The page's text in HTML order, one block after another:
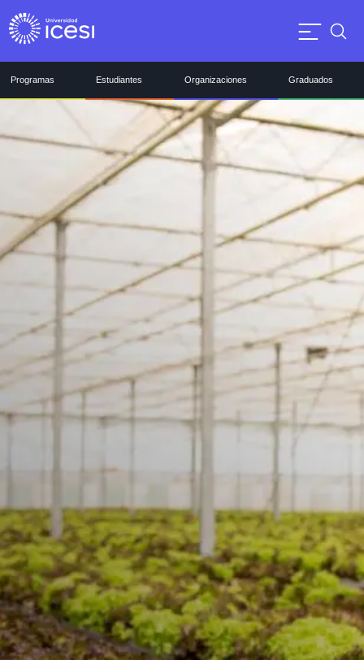
Programas Estudiantes Organizaciones Graduados